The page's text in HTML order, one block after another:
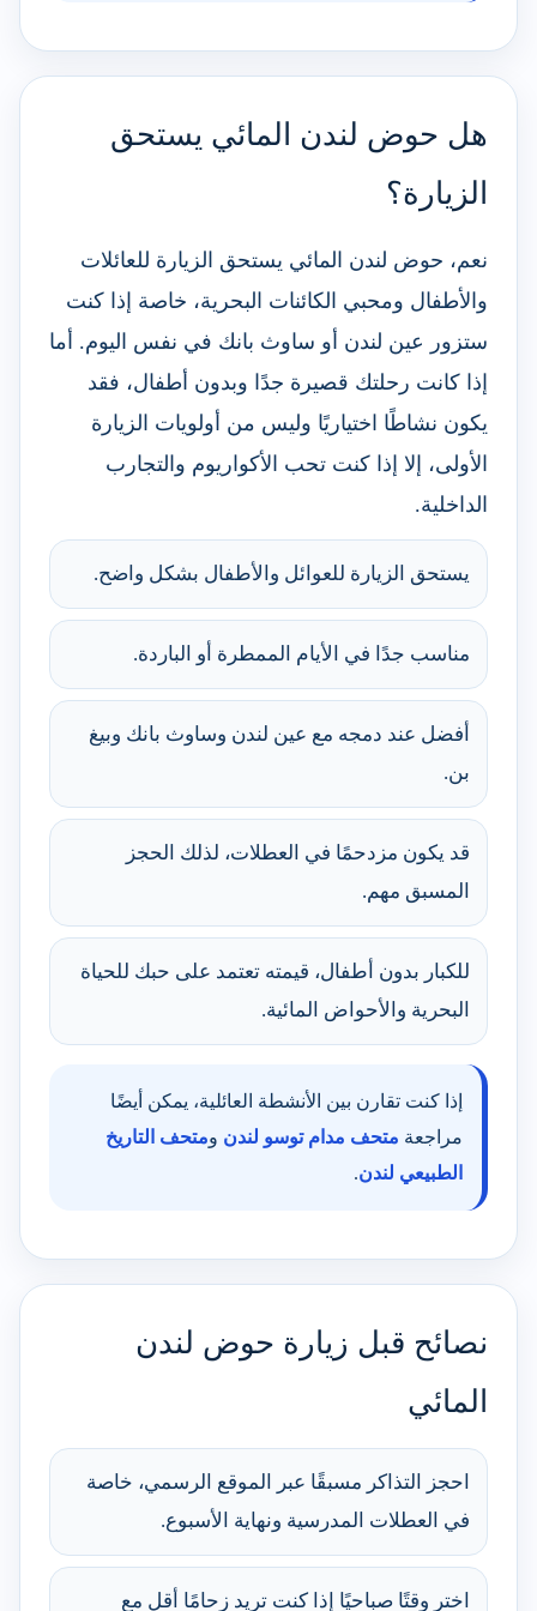
هل حوض لندن المائي يستحق
الزيارة؟
نعم، حوض لندن المائي يستحق الزيارة للعائلات
والأطفال ومحبي الكائنات البحرية، خاصة إذا كنت
ستزور عين لندن أو ساوث بانك في نفس اليوم. أما
إذا كانت رحلتك قصيرة جدًا وبدون أطفال، فقد
يكون نشاطًا اختياريًا وليس من أولويات الزيارة
الأولى، إلا إذا كنت تحب الأكواريوم والتجارب
الداخلية.
يستحق الزيارة للعوائل والأطفال بشكل واضح.
مناسب جدًا في الأيام الممطرة أو الباردة.
أفضل عند دمجه مع عين لندن وساوث بانك وبيغ
بن.
قد يكون مزدحمًا في العطلات، لذلك الحجز
المسبق مهم.
للكبار بدون أطفال، قيمته تعتمد على حبك للحياة
البحرية والأحواض المائية.
إذا كنت تقارن بين الأنشطة العائلية، يمكن أيضًا
مراجعة متحف مدام توسو لندن ومتحف التاريخ
الطبيعي لندن.
نصائح قبل زيارة حوض لندن
المائي
احجز التذاكر مسبقًا عبر الموقع الرسمي، خاصة
في العطلات المدرسية ونهاية الأسبوع.
اختر وقتًا صباحيًا إذا كنت تريد زحامًا أقل مع